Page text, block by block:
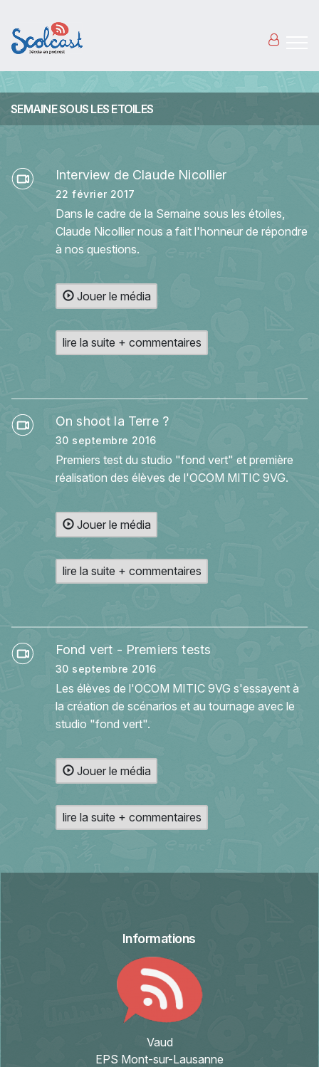
SEMAINE SOUS LES ETOILES
Interview de Claude Nicollier
22 février 2017
Dans le cadre de la Semaine sous les étoiles,
Claude Nicollier nous a fait l'honneur de répondre
à nos questions.
Jouer le média
lire la suite + commentaires
On shoot la Terre ?
30 septembre 2016
Premiers test du studio "fond vert" et première
réalisation des élèves de l'OCOM MITIC 9VG.
Jouer le média
lire la suite + commentaires
Fond vert - Premiers tests
30 septembre 2016
Les élèves de l'OCOM MITIC 9VG s'essayent à
la création de scénarios et au tournage avec le
studio "fond vert".
Jouer le média
lire la suite + commentaires
Informations
Vaud
EPS Mont-sur-Lausanne